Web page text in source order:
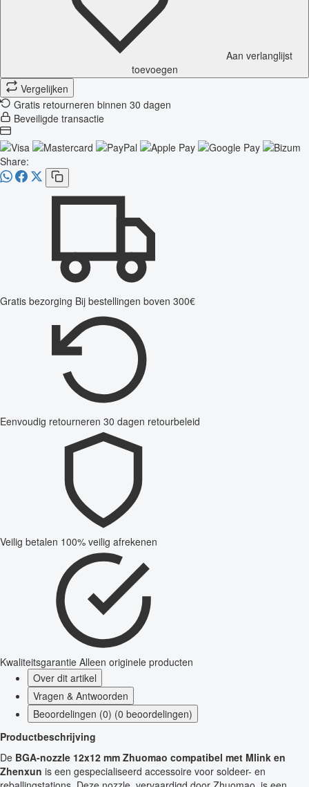
Aan verlanglijst
toevoegen
Vergelijken
Gratis retourneren binnen 30 dagen
Beveiligde transactie
Share:
Gratis bezorging Bij bestellingen boven 300€
Eenvoudig retourneren 30 dagen retourbeleid
Veilig betalen 100% veilig afrekenen
Kwaliteitsgarantie Alleen originele producten
Over dit artikel
Vragen & Antwoorden
Beoordelingen (0) (0 beoordelingen)
Productbeschrijving
De BGA-nozzle 12x12 mm Zhuomao compatibel met Mlink en
Zhenxun is een gespecialiseerd accessoire voor soldeer- en